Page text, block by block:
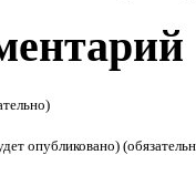
опубликовано)